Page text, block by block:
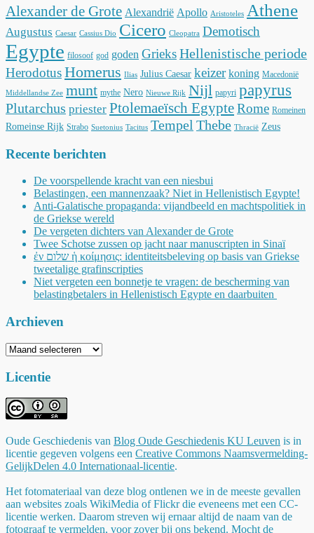
Alexander de Grote Alexandrië Apollo Aristoteles Athene
Augustus Caesar Cassius Dio Cicero Cleopatra Demotisch
Egypte filosoof god goden GrieksHellenistische periode
HerodotusHomerus Ilias Julius Caesar keizer koning Macedonië
Middellandse Zee munt mythe Nero Nieuwe Rijk Nijl papyri papyrus
Plutarchus priester Ptolemaeïsch EgypteRome Romeinen
Romeinse Rijk Strabo Suetonius Tacitus Tempel Thebe Thracië Zeus
Recente berichten
De voorspellende kracht van een niesbui
Belastingen, een mannenzaak? Niet in Hellenistisch Egypte!
Anti-Galatische propaganda: vijandbeeld en machtspolitiek in
de Griekse wereld
De vergeten dichters van Alexander de Grote
Twee Schotse zussen op jacht naar manuscripten in Sinaï
ἐν שלום ἡ κοίμησις: identiteitsbeleving op basis van Griekse
tweetalige grafinscripties
Niet vergeten een bonnetje te vragen: de bescherming van
belastingbetalers in Hellenistisch Egypte en daarbuiten
Archieven
Archieven
Licentie
Oude Geschiedenis van Blog Oude Geschiedenis KU Leuven is in
licentie gegeven volgens een Creative Commons Naamsvermelding-
GelijkDelen 4.0 Internationaal-licentie.
Het fotomateriaal van deze blog ontlenen we in de meeste gevallen
aan websites zoals WikiMedia of Flickr die eveneens met een CC-
licentie werken. Daarom streven wij ernaar altijd de naam van de
fotograaf te vermelden, voor zover bij ons bekend. Mocht de